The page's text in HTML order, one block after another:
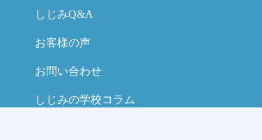
しじみQ&A
お客様の声
お問い合わせ
しじみの学校コラム